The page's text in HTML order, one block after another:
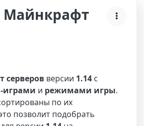
Майнкрафт
серверов версии 1.14 с
и режимами игры.
по их
позволит подобрать